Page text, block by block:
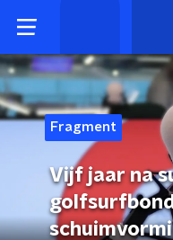
Fragment
Vijf jaar na